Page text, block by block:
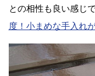
との相性も良い感じ
度！小まめな手入れ